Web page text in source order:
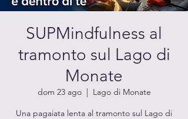
SUPMindfulness al
tramonto sul Lago di
Monate
dom 23 ago
  |
Lago di Monate
Una pagaiata lenta al tramonto sul Lago di